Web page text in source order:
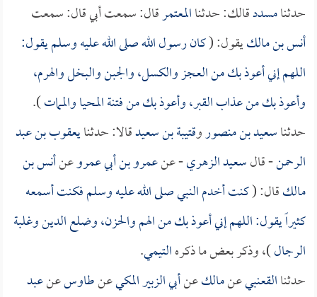
حدثنامسددقالك: حدثناالمعتمرقال: سمعت أبي قال: سمعت
أنس بن مالكيقول: (كان رسول الله صلى الله عليه وسلم يقول:
اللهم إني أعوذ بك من العجز والكسل، والجبن والبخل والهرم،
وأعوذ بك من عذاب القبر، وأعوذ بك من فتنة المحيا والممات).
حدثناسعيد بن منصوروقتيبة بن سعيدقالا: حدثنايعقوب بن عبد
الرحمن- قالسعيد الزهري- عنعمرو بن أبي عمروعنأنس بن
مالكقال: (كنت أخدم النبي صلى الله عليه وسلم فكنت أسمعه
كثيراً يقول: اللهم إني أعوذ بك من الهم والحزن، وضلع الدين وغلبة
الرجال)، وذكر بعض ما ذكرهالتيمي.
حدثناالقعنبيعنمالكعنأبي الزبير المكيعنطاوسعنعبد